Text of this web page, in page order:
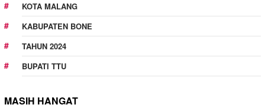
KOTA MALANG
KABUPATEN BONE
TAHUN 2024
BUPATI TTU
MASIH HANGAT